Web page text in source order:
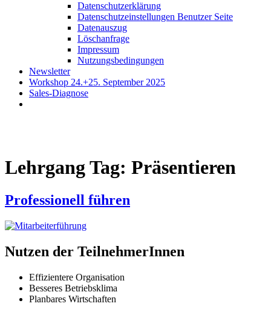
Datenschutzerklärung
Datenschutzeinstellungen Benutzer Seite
Datenauszug
Löschanfrage
Impressum
Nutzungsbedingungen
Newsletter
Workshop 24.+25. September 2025
Sales-Diagnose
Lehrgang Tag: Präsentieren
Professionell führen
Nutzen der TeilnehmerInnen
Effizientere Organisation
Besseres Betriebsklima
Planbares Wirtschaften